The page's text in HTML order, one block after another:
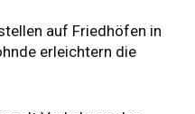
auf Friedhöfen in
erleichtern die